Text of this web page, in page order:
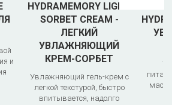
и
HYDRAMEMORY LIGHT
SORBET CREAM -
ЛЕГКИЙ
УВЛАЖНЯЮЩИЙ
КРЕМ-СОРБЕТ
Увлажняющий гель-крем с
легкой текстурой, быстро
впитывается, надолго